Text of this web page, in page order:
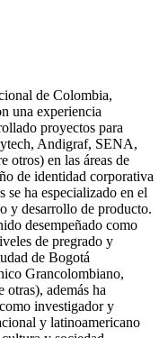
de Colombia,
una experiencia
proyectos para
Andigraf, SENA,
otros) en las áreas de
de identidad corporativa
ha especializado en el
y desarrollo de producto.
desempeñado como
de pregrado y
de Bogotá
Grancolombiano,
además ha
investigador y
y latinoamericano